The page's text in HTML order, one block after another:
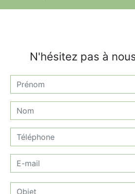
N'hésitez pas à